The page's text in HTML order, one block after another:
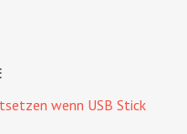
wenn USB Stick